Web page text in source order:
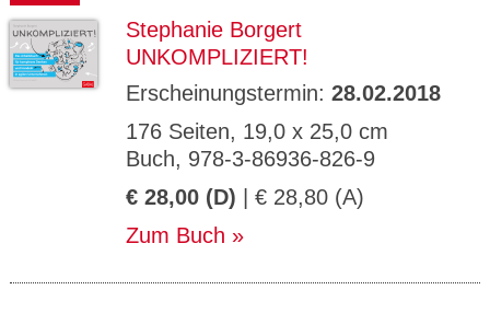
Stephanie Borgert
UNKOMPLIZIERT!
Erscheinungstermin: 28.02.2018
176 Seiten, 19,0 x 25,0 cm
Buch, 978-3-86936-826-9
€ 28,00 (D) | € 28,80 (A)
Zum Buch